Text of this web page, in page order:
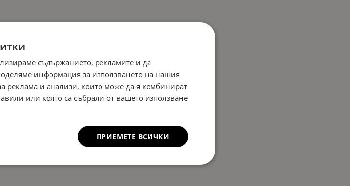
съдържанието, рекламите и да
информация за използването на нашия
реклама и анализи, които може да я комбинират
или която са събрали от вашето използване
ПРИЕМЕТЕ ВСИЧКИ